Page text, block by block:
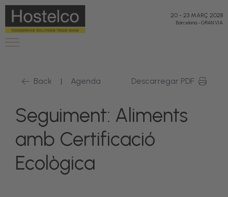
20 - 23 MARÇ 2028
Barcelona-GRAN VIA
Back | Agenda Descarregar PDF
Seguiment: Aliments
amb Certificació
Ecològica